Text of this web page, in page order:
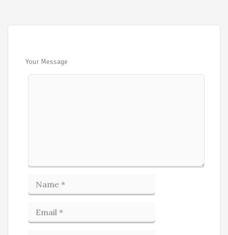
Your Message